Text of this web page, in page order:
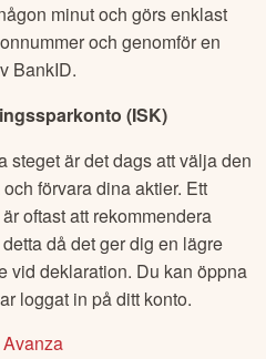
minut och görs enklast
och genomför en
BankID.
(ISK)
steget är det dags att välja den
förvara dina aktier. Ett
oftast att rekommendera
då det ger dig en lägre
vid deklaration. Du kan öppna
loggat in på ditt konto.